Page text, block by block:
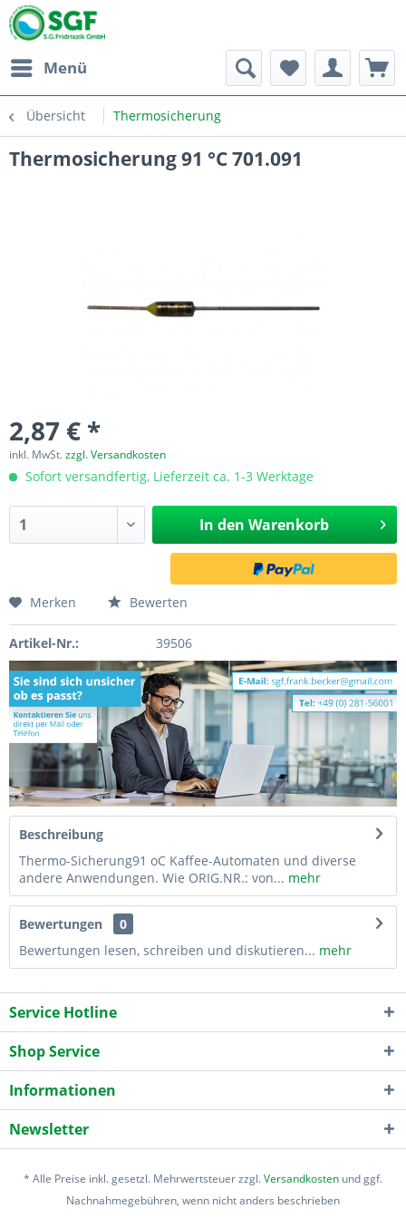
Menü
Übersicht Thermosicherung
Thermosicherung 91 °C 701.091
2,87 € *
inkl. MwSt.zzgl. Versandkosten
Sofort versandfertig, Lieferzeit ca. 1-3 Werktage
In den Warenkorb
Merken Bewerten
Artikel-Nr.: 39506
Beschreibung
Thermo-Sicherung91 oC Kaffee-Automaten und diverse
andere Anwendungen. Wie ORIG.NR.: von... mehr
Bewertungen
0
Bewertungen lesen, schreiben und diskutieren... mehr
Service Hotline
Shop Service
Informationen
Newsletter
* Alle Preise inkl. gesetzl. Mehrwertsteuer zzgl.Versandkosten und ggf.
Nachnahmegebühren, wenn nicht anders beschrieben